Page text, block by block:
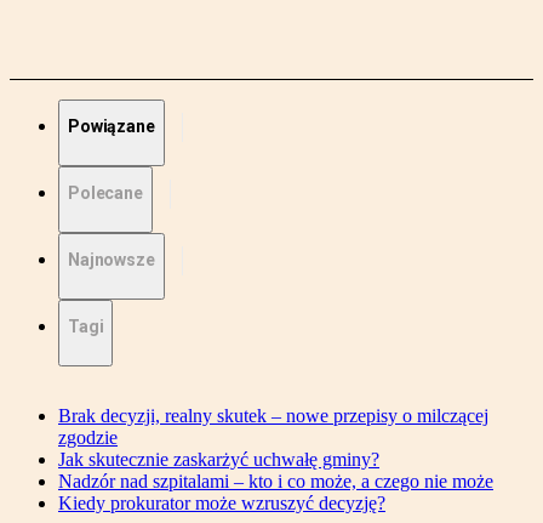
Powiązane
Polecane
Najnowsze
Tagi
Brak decyzji, realny skutek – nowe przepisy o milczącej
zgodzie
Jak skutecznie zaskarżyć uchwałę gminy?
Nadzór nad szpitalami – kto i co może, a czego nie może
Kiedy prokurator może wzruszyć decyzję?